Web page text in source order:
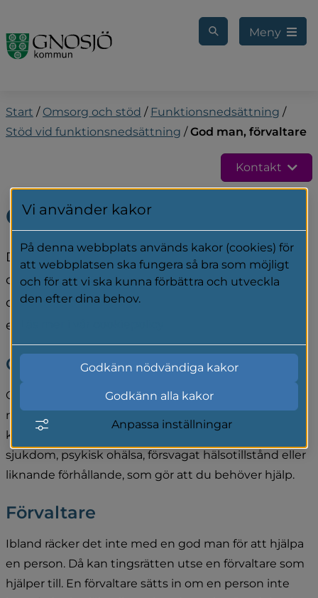
Meny
Start / Omsorg och stöd / Funktionsnedsättning /
Stöd vid funktionsnedsättning / God man, förvaltare
Kontakt
God man, förvaltare
Du kan få hjälp av god man eller en förvaltare
om du inte klarar av att sköta dina räkningar,
om du har svårt med myndighetskontakter
eller kontakter med vården.
God man
God man är en frivillig hjälpinsats som bara beviljas
när du inte kan få hjälp av någon annan. Enligt lagen
kan du få en god man om du har någon form av
sjukdom, psykisk ohälsa, försvagat hälsotillstånd eller
liknande förhållande, som gör att du behöver hjälp.
Förvaltare
Ibland räcker det inte med en god man för att hjälpa
en person. Då kan tingsrätten utse en förvaltare som
hjälper till. En förvaltare sätts in om en person inte
Vi använder kakor
På denna webbplats används kakor (cookies) för
att webbplatsen ska fungera så bra som möjligt
och för att vi ska kunna förbättra och utveckla
den efter dina behov.
Godkänn nödvändiga kakor
Godkänn alla kakor
Anpassa inställningar